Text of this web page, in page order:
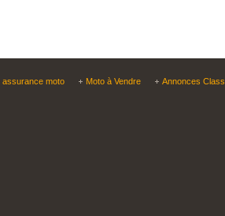
assurance moto Moto à Vendre
Annonces